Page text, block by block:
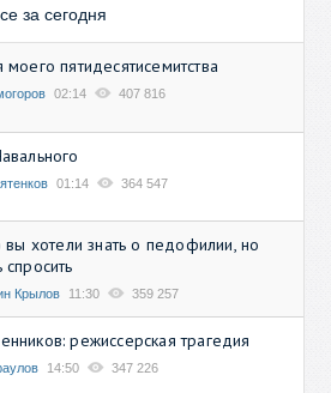
за сегодня
моего пятидесятисемитства
02:14 407 816
01:14 364 547
вы хотели знать о педофилии, но
спросить
Крылов 11:30 359 257
режиссерская трагедия
14:50 347 226